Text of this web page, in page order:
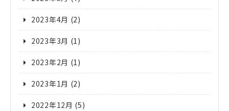
2023年4月 (2)
2023年3月 (1)
2023年2月 (1)
2023年1月 (2)
2022年12月 (5)